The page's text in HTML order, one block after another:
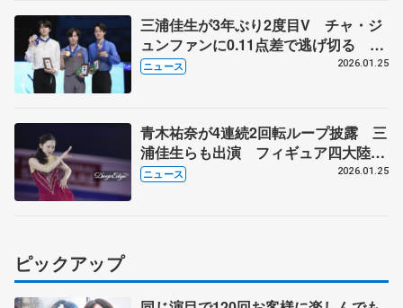
三浦佳生が3年ぶり2度目V チャ・ジ
ュンファンに0.11点差で逃げ切る 山
本草太3位、友野一希は4位 四大陸フ
ニュース 2026.01.25
青木祐奈が4連続2回転ループ披露 三
浦佳生らも出演 フィギュア四大陸選
手権エキシビション
ニュース 2026.01.25
ピックアップ